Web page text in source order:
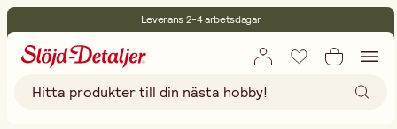
Leverans 2-4 arbetsdagar
Fri frakt vid köp över 499:-